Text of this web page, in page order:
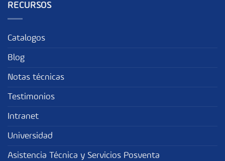
RECURSOS
Catalogos
Blog
Notas técnicas
Testimonios
Intranet
Universidad
Asistencia Técnica y Servicios Posventa